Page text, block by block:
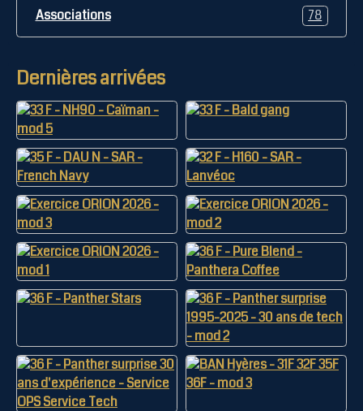
Associations 78
Dernières arrivées